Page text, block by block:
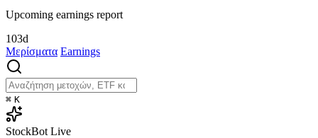
Upcoming earnings report
103d
Μερίσματα Earnings
⌘ K
StockBot Live